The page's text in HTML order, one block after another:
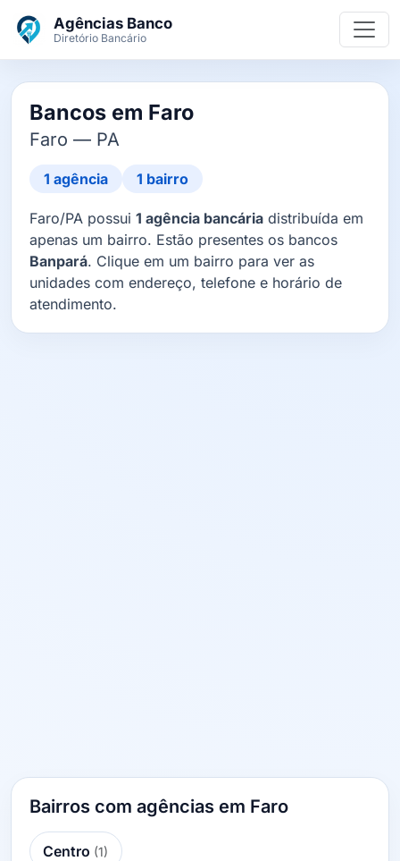
Agências Banco
Diretório Bancário
Bancos em Faro
Faro — PA
1 agência 1 bairro
Faro/PA possui 1 agência bancária distribuída em
apenas um bairro. Estão presentes os bancos
Banpará. Clique em um bairro para ver as
unidades com endereço, telefone e horário de
atendimento.
Bairros com agências em Faro
Centro (1)